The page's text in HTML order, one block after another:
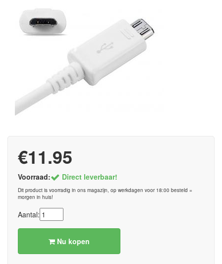
€11.95
Voorraad: Direct leverbaar!
Dit product is voorradig in ons magazijn, op werkdagen voor 18:00 besteld =
morgen in huis!
Aantal:
Nu kopen